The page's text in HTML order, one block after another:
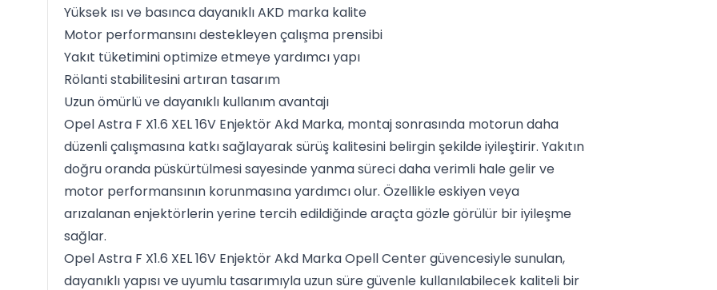
Yüksek ısı ve basınca dayanıklı AKD marka kalite
Motor performansını destekleyen çalışma prensibi
Yakıt tüketimini optimize etmeye yardımcı yapı
Rölanti stabilitesini artıran tasarım
Uzun ömürlü ve dayanıklı kullanım avantajı
Opel Astra F X1.6 XEL 16V Enjektör Akd Marka, montaj sonrasında motorun daha
düzenli çalışmasına katkı sağlayarak sürüş kalitesini belirgin şekilde iyileştirir. Yakıtın
doğru oranda püskürtülmesi sayesinde yanma süreci daha verimli hale gelir ve
motor performansının korunmasına yardımcı olur. Özellikle eskiyen veya
arızalanan enjektörlerin yerine tercih edildiğinde araçta gözle görülür bir iyileşme
sağlar.
Opel Astra F X1.6 XEL 16V Enjektör Akd Marka Opell Center güvencesiyle sunulan,
dayanıklı yapısı ve uyumlu tasarımıyla uzun süre güvenle kullanılabilecek kaliteli bir